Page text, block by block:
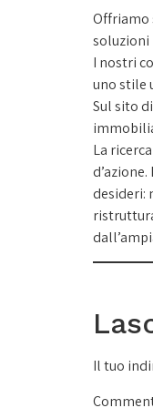
Offriamo
I nostri
uno stile
Sul sito
La
desideri:
Il tuo